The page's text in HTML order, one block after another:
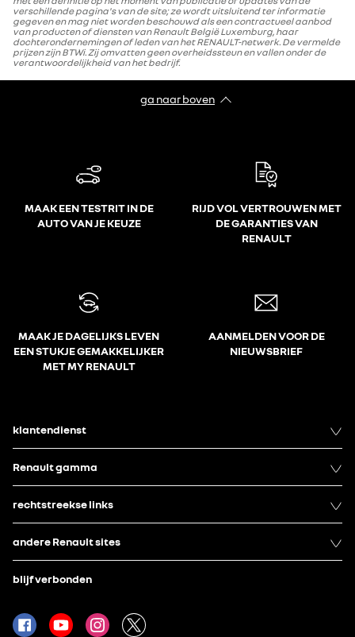
verschillende pagina's van de site; ze wordt uitsluitend ter informatie
gegeven en mag niet worden beschouwd als een contractueel aanbod
van producten of diensten van Renault België Luxemburg, haar
dochterondernemingen of leden van het RENAULT-netwerk. De vermelde
prijzen zijn BTWi. Zij omvatten geen overheidssteun en vallen onder de
verantwoordelijkheid van het bedrijf.
ga naar boven
MAAK EEN TESTRIT IN DE
AUTO VAN JE KEUZE
RIJD VOL VERTROUWEN MET
DE GARANTIES VAN
RENAULT
MAAK JE DAGELIJKS LEVEN
EEN STUKJE GEMAKKELIJKER
MET MY RENAULT
AANMELDEN VOOR DE
NIEUWSBRIEF
klantendienst
Renault gamma
rechtstreekse links
andere Renault sites
blijf verbonden